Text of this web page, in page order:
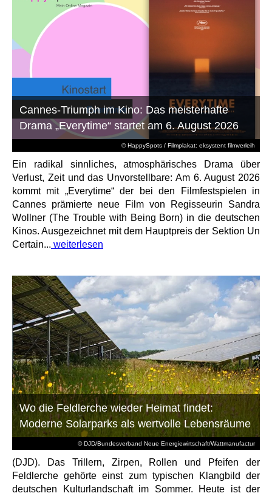
© HappySpots / Filmplakat: eksystent filmverleih
Cannes-Triumph im Kino: Das meisterhafte
Drama „Everytime“ startet am 6. August 2026
Ein radikal sinnliches, atmosphärisches Drama über
Verlust, Zeit und das Unvorstellbare: Am 6. August 2026
kommt mit „Everytime“ der bei den Filmfestspielen in
Cannes prämierte neue Film von Regisseurin Sandra
Wollner (The Trouble with Being Born) in die deutschen
Kinos. Ausgezeichnet mit dem Hauptpreis der Sektion Un
Certain... weiterlesen
© DJD/Bundesverband Neue Energiewirtschaft/Wattmanufactur
Wo die Feldlerche wieder Heimat findet:
Moderne Solarparks als wertvolle Lebensräume
(DJD). Das Trillern, Zirpen, Rollen und Pfeifen der
Feldlerche gehörte einst zum typischen Klangbild der
deutschen Kulturlandschaft im Sommer. Heute ist der